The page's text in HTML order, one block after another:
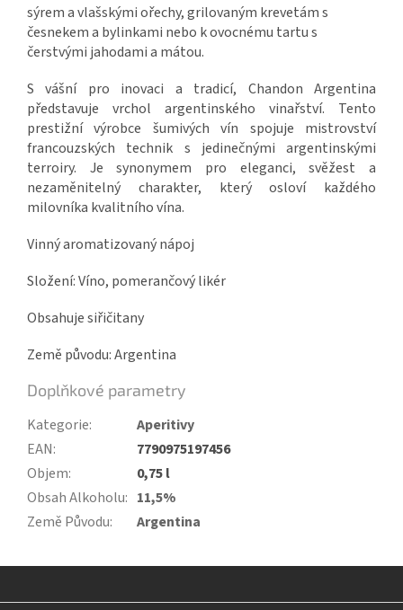
sýrem a vlašskými ořechy, grilovaným krevetám s
česnekem a bylinkami nebo k ovocnému tartu s
čerstvými jahodami a mátou.
S vášní pro inovaci a tradicí, Chandon Argentina
představuje vrchol argentinského vinařství. Tento
prestižní výrobce šumivých vín spojuje mistrovství
francouzských technik s jedinečnými argentinskými
terroiry. Je synonymem pro eleganci, svěžest a
nezaměnitelný charakter, který osloví každého
milovníka kvalitního vína.
Vinný aromatizovaný nápoj
Složení: Víno, pomerančový likér
Obsahuje siřičitany
Země původu: Argentina
Doplňkové parametry
Kategorie:
Aperitivy
EAN:
7790975197456
Objem:
0,75 l
Obsah Alkoholu: 11,5%
Země Původu: Argentina